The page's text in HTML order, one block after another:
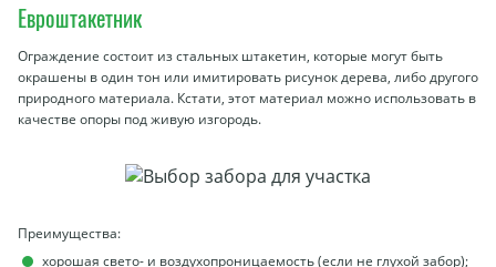
Евроштакетник
Ограждение состоит из стальных штакетин, которые могут быть
окрашены в один тон или имитировать рисунок дерева, либо другого
природного материала. Кстати, этот материал можно использовать в
качестве опоры под живую изгородь.
Преимущества:
хорошая свето- и воздухопроницаемость (если не глухой забор);